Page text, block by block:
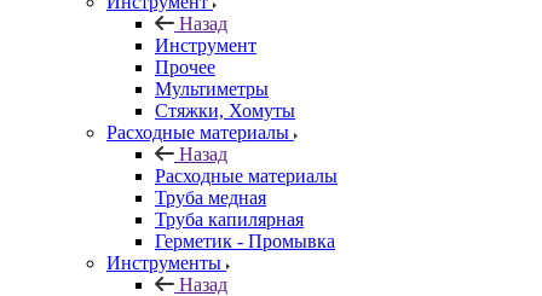
Назад
Инструмент
Прочее
Мультиметры
Стяжки, Хомуты
Расходные материалы
Назад
Расходные материалы
Труба медная
Труба капилярная
Герметик - Промывка
Инструменты
Назад